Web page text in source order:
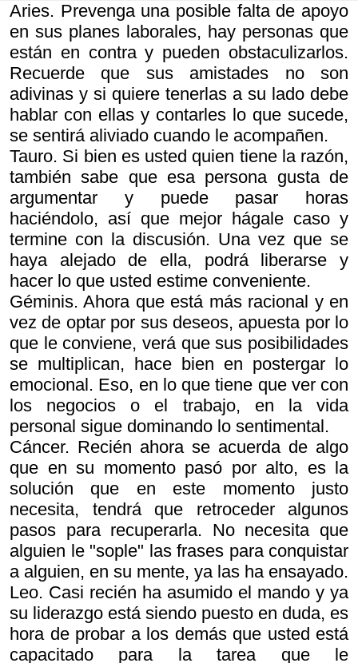
Aries. Prevenga una posible falta de apoyo
en sus planes laborales, hay personas que
están en contra y pueden obstaculizarlos.
Recuerde que sus amistades no son
adivinas y si quiere tenerlas a su lado debe
hablar con ellas y contarles lo que sucede,
se sentirá aliviado cuando le acompañen.
Tauro. Si bien es usted quien tiene la razón,
también sabe que esa persona gusta de
argumentar y puede pasar horas
haciéndolo, así que mejor hágale caso y
termine con la discusión. Una vez que se
haya alejado de ella, podrá liberarse y
hacer lo que usted estime conveniente.
Géminis. Ahora que está más racional y en
vez de optar por sus deseos, apuesta por lo
que le conviene, verá que sus posibilidades
se multiplican, hace bien en postergar lo
emocional. Eso, en lo que tiene que ver con
los negocios o el trabajo, en la vida
personal sigue dominando lo sentimental.
Cáncer. Recién ahora se acuerda de algo
que en su momento pasó por alto, es la
solución que en este momento justo
necesita, tendrá que retroceder algunos
pasos para recuperarla. No necesita que
alguien le "sople" las frases para conquistar
a alguien, en su mente, ya las ha ensayado.
Leo. Casi recién ha asumido el mando y ya
su liderazgo está siendo puesto en duda, es
hora de probar a los demás que usted está
capacitado para la tarea que le